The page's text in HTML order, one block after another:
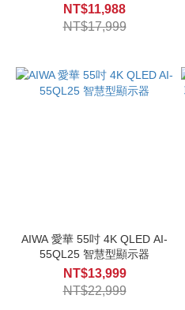
NT$11,988
NT$17,999
AIWA 愛華 55吋 4K QLED AI-
55QL25 智慧型顯示器
NT$13,999
NT$22,999